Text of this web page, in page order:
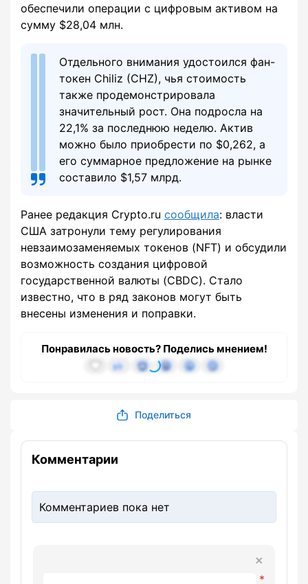
обеспечили операции с цифровым активом на
сумму $28,04 млн.
Отдельного внимания удостоился фан-
токен Chiliz (CHZ), чья стоимость
также продемонстрировала
значительный рост. Она подросла на
22,1% за последнюю неделю. Актив
можно было приобрести по $0,262, а
его суммарное предложение на рынке
составило $1,57 млрд.
Ранее редакция Crypto.ru сообщила: власти
США затронули тему регулирования
невзаимозаменяемых токенов (NFT) и обсудили
возможность создания цифровой
государственной валюты (CBDC). Стало
известно, что в ряд законов могут быть
внесены изменения и поправки.
Понравилась новость? Поделись мнением!
Поделиться
Комментарии
Комментариев пока нет